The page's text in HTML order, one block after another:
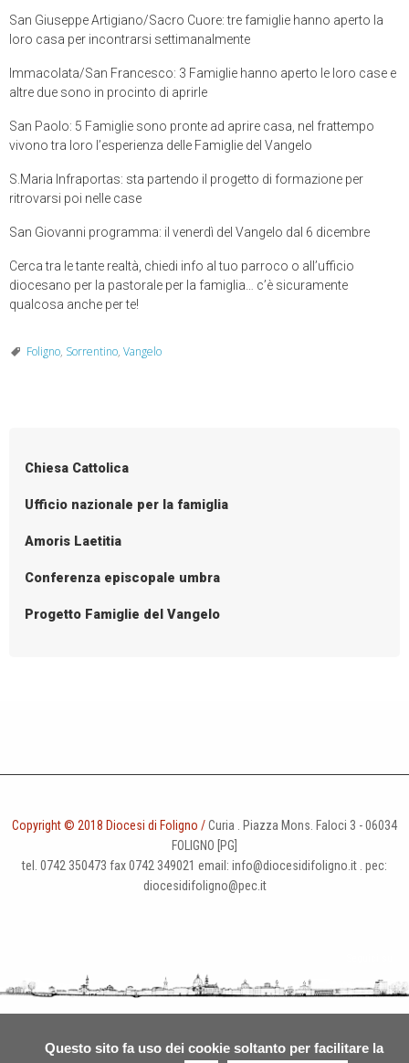
Questo sito fa uso dei cookie soltanto per facilitare la
San Giuseppe Artigiano/Sacro Cuore: tre famiglie hanno aperto la
loro casa per incontrarsi settimanalmente
Immacolata/San Francesco: 3 Famiglie hanno aperto le loro case e
altre due sono in procinto di aprirle
San Paolo: 5 Famiglie sono pronte ad aprire casa, nel frattempo
vivono tra loro l’esperienza delle Famiglie del Vangelo
S.Maria Infraportas: sta partendo il progetto di formazione per
ritrovarsi poi nelle case
San Giovanni programma: il venerdì del Vangelo dal 6 dicembre
Cerca tra le tante realtà, chiedi info al tuo parroco o all’ufficio
diocesano per la pastorale per la famiglia… c’è sicuramente
qualcosa anche per te!
Foligno, Sorrentino, Vangelo
Chiesa Cattolica
Ufficio nazionale per la famiglia
Amoris Laetitia
Conferenza episcopale umbra
Progetto Famiglie del Vangelo
Copyright © 2018 Diocesi di Foligno /Curia . Piazza Mons. Faloci 3 - 06034
FOLIGNO [PG]
tel. 0742 350473 fax 0742 349021 email: info@diocesidifoligno.it . pec:
diocesidifoligno@pec.it